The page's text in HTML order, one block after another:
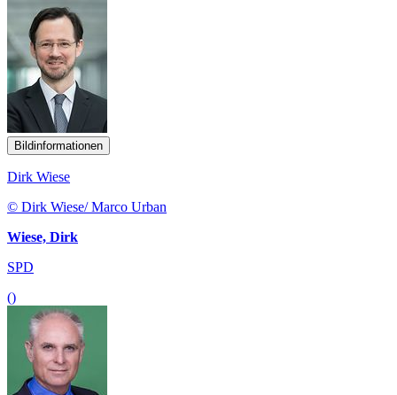
Bildinformationen
Dirk Wiese
© Dirk Wiese/ Marco Urban
Wiese, Dirk
SPD
()